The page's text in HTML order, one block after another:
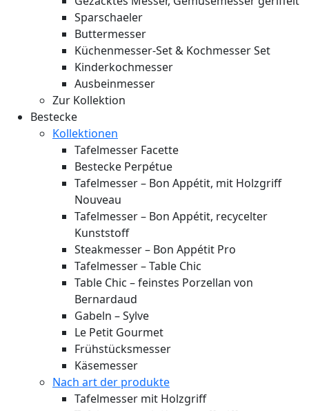
Sparschaeler
Buttermesser
Küchenmesser-Set & Kochmesser Set
Kinderkochmesser
Ausbeinmesser
Zur Kollektion
Bestecke
Kollektionen
Tafelmesser Facette
Bestecke Perpétue
Tafelmesser – Bon Appétit, mit Holzgriff
Nouveau
Tafelmesser – Bon Appétit, recycelter
Kunststoff
Steakmesser – Bon Appétit Pro
Tafelmesser – Table Chic
Table Chic – feinstes Porzellan von
Bernardaud
Gabeln – Sylve
Le Petit Gourmet
Frühstücksmesser
Käsemesser
Nach art der produkte
Tafelmesser mit Holzgriff